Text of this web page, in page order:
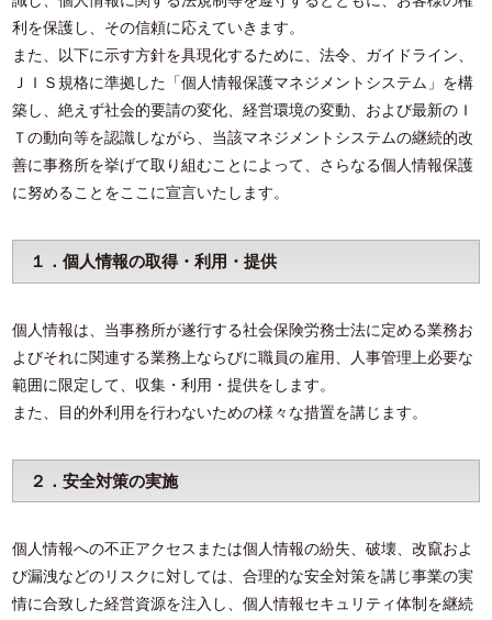
利を保護し、その信頼に応えていきます。
また、以下に示す方針を具現化するために、法令、ガイドライン、
ＪＩＳ規格に準拠した「個人情報保護マネジメントシステム」を構
築し、絶えず社会的要請の変化、経営環境の変動、および最新のＩ
Ｔの動向等を認識しながら、当該マネジメントシステムの継続的改
善に事務所を挙げて取り組むことによって、さらなる個人情報保護
に努めることをここに宣言いたします。
１．個人情報の取得・利用・提供
個人情報は、当事務所が遂行する社会保険労務士法に定める業務お
よびそれに関連する業務上ならびに職員の雇用、人事管理上必要な
範囲に限定して、収集・利用・提供をします。
また、目的外利用を行わないための様々な措置を講じます。
２．安全対策の実施
個人情報への不正アクセスまたは個人情報の紛失、破壊、改竄およ
び漏洩などのリスクに対しては、合理的な安全対策を講じ事業の実
情に合致した経営資源を注入し、個人情報セキュリティ体制を継続